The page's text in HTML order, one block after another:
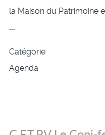
la Maison du Patrimoine
...
Catégorie
Agenda